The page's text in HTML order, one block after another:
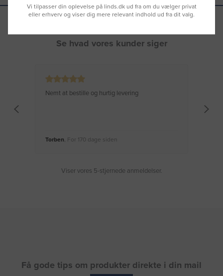
Se hvad vores kunder siger
Nemt at bestille og hurtig levering
Torben , For 170 dage siden
Viser vores 5-stjernede anmeldelser.
Få gode tips om produkter direkte i din mail
Vi tilpasser din oplevelse på linds.dk ud fra om du vælger privat
eller erhverv og viser dig mere relevant indhold ud fra dit valg.